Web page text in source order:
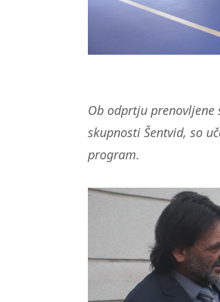
Ob odprtju prenovljene
skupnosti Šentvid, so
program.